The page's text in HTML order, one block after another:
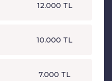
12.000 TL
10.000 TL
7.000 TL